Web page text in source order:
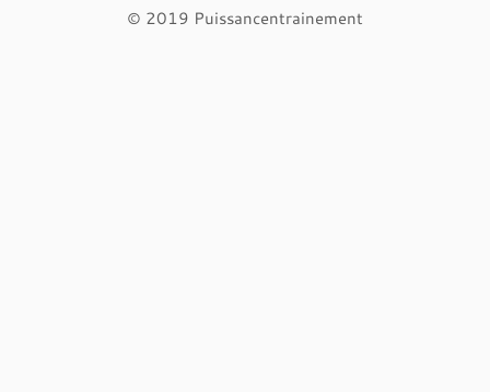
© 2019 Puissancentrainement